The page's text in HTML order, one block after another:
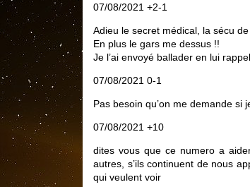
07/08/2021 +2-1
Adieu le secret médical, la sécu
En plus le gars me dessus !!
Je l’ai envoyé ballader en lui
07/08/2021 0-1
Pas besoin qu’on me demande
07/08/2021 +10
dites vous que ce numero a
autres, s’ils continuent de nous
qui veulent voir